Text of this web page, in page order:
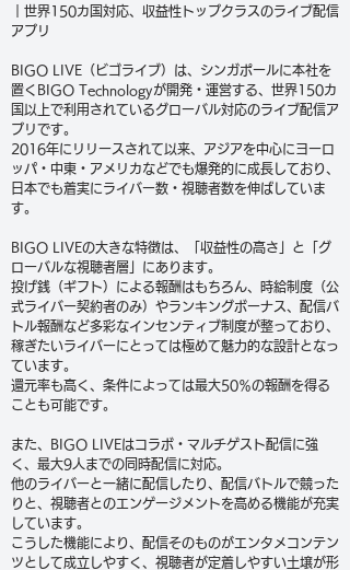
｜世界150カ国対応、収益性トップクラスのライブ配信
アプリ
BIGO LIVE（ビゴライブ）は、シンガポールに本社を
置くBIGO Technologyが開発・運営する、世界150カ
国以上で利用されているグローバル対応のライブ配信ア
プリです。
2016年にリリースされて以来、アジアを中心にヨーロ
ッパ・中東・アメリカなどでも爆発的に成長しており、
日本でも着実にライバー数・視聴者数を伸ばしていま
す。
BIGO LIVEの大きな特徴は、「収益性の高さ」と「グ
ローバルな視聴者層」にあります。
投げ銭（ギフト）による報酬はもちろん、時給制度（公
式ライバー契約者のみ）やランキングボーナス、配信バ
トル報酬など多彩なインセンティブ制度が整っており、
稼ぎたいライバーにとっては極めて魅力的な設計となっ
ています。
還元率も高く、条件によっては最大50％の報酬を得る
ことも可能です。
また、BIGO LIVEはコラボ・マルチゲスト配信に強
く、最大9人までの同時配信に対応。
他のライバーと一緒に配信したり、配信バトルで競った
りと、視聴者とのエンゲージメントを高める機能が充実
しています。
こうした機能により、配信そのものがエンタメコンテン
ツとして成立しやすく、視聴者が定着しやすい土壌が形